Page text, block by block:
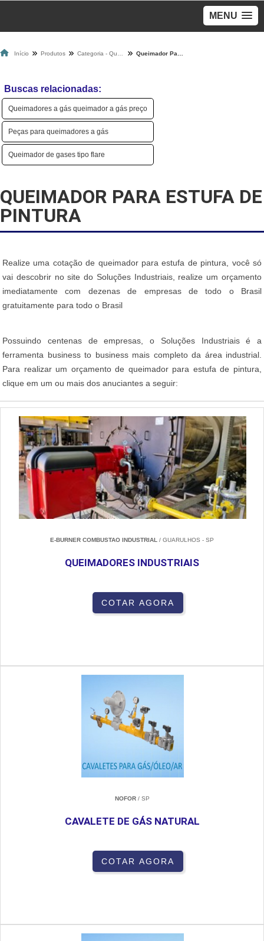
MENU
Início Produtos
Buscas relacionadas:
Queimadores a gás queimador a gás preço
Peças para queimadores a gás
Queimador de gases tipo flare
QUEIMADOR PARA ESTUFA DE
PINTURA
Realize uma cotação de queimador para estufa de pintura, você só
vai descobrir no site do Soluções Industriais, realize um orçamento
imediatamente com dezenas de empresas de todo o Brasil
gratuitamente para todo o Brasil
Possuindo centenas de empresas, o Soluções Industriais é a
ferramenta business to business mais completo da área industrial.
Para realizar um orçamento de queimador para estufa de pintura,
clique em um ou mais dos anuciantes a seguir:
E-BURNER COMBUSTAO INDUSTRIAL / GUARULHOS - SP
QUEIMADORES INDUSTRIAIS
COTAR AGORA
NOFOR/ SP
CAVALETE DE GÁS NATURAL
COTAR AGORA